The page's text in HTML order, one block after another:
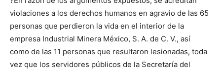
violaciones a los derechos humanos en agravio de las 65
personas que perdieron la vida en el interior de la
empresa Industrial Minera México, S. A. de C. V., así
como de las 11 personas que resultaron lesionadas, toda
vez que los servidores públicos de la Secretaría del